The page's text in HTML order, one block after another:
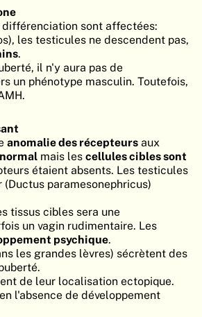
sont affectées:
les testicules ne descendent pas,
.
il n'y aura pas de
un phénotype masculin. Toutefois,
anomalie des récepteurs aux
mais les cellules cibles sont
étaient absents. Les testicules
paramesonephricus)
tissus cibles sera une
un vagin rudimentaire. Les
psychique.
les grandes lèvres) sécrètent des
de leur localisation ectopique.
l'absence de développement